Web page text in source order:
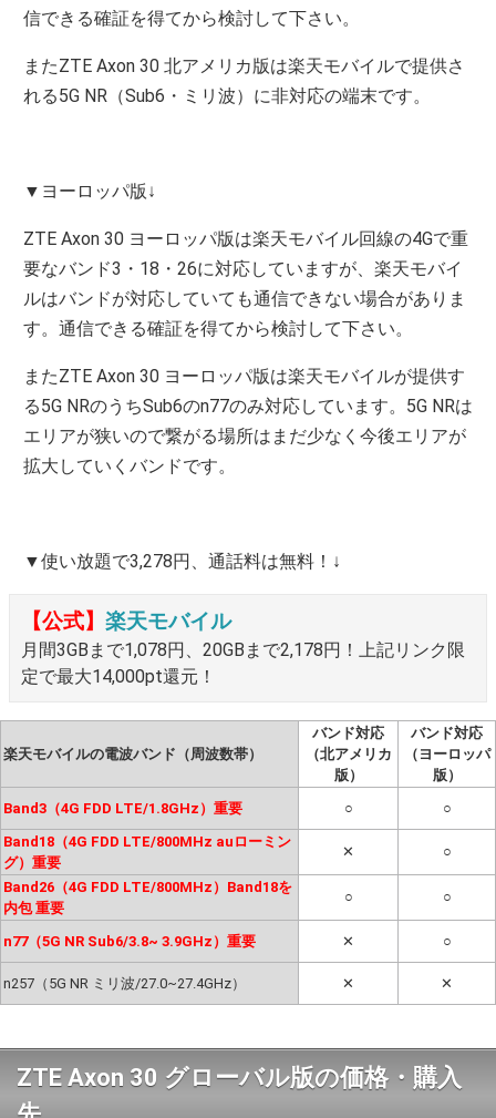
信できる確証を得てから検討して下さい。
またZTE Axon 30 北アメリカ版は楽天モバイルで提供さ
れる5G NR（Sub6・ミリ波）に非対応の端末です。
▼ヨーロッパ版↓
ZTE Axon 30 ヨーロッパ版は楽天モバイル回線の4Gで重
要なバンド3・18・26に対応していますが、楽天モバイ
ルはバンドが対応していても通信できない場合がありま
す。通信できる確証を得てから検討して下さい。
またZTE Axon 30 ヨーロッパ版は楽天モバイルが提供す
る5G NRのうちSub6のn77のみ対応しています。5G NRは
エリアが狭いので繋がる場所はまだ少なく今後エリアが
拡大していくバンドです。
▼使い放題で3,278円、通話料は無料！↓
【公式】 楽天モバイル
月間3GBまで1,078円、20GBまで2,178円！上記リンク限
定で最大14,000pt還元！
楽天モバイルの電波バンド（周波数帯）
バンド対応
（北アメリカ
版）
バンド対応
（ヨーロッパ
版）
Band3（4G FDD LTE/1.8GHz）重要
○
○
Band18（4G FDD LTE/800MHz auローミン
グ）重要
✕ ○
Band26（4G FDD LTE/800MHz）Band18を
内包 重要
○ ○
n77（5G NR Sub6/3.8~ 3.9GHz）重要 ✕ ○
n257（5G NR ミリ波/27.0~27.4GHz） ✕ ✕
ZTE Axon 30 グローバル版の価格・購入